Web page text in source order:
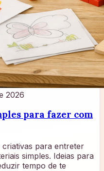
2026
para fazer com
criativas para entreter
simples. Ideias para
tempo de te